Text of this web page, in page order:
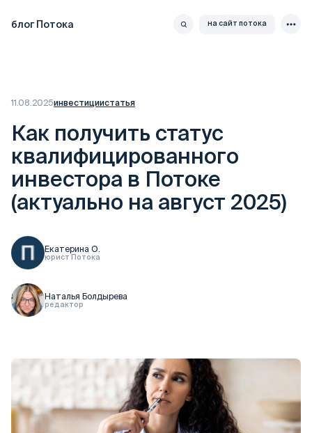
блог Потока на сайт потока
11.08.2025инвестициистатья
Как получить статус
квалифицированного
инвестора в Потоке
(актуально на август 2025)
Екатерина О.
юрист Потока
Наталья Болдырева
редактор